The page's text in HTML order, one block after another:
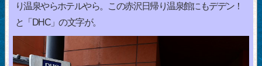
り温泉やらホテルやら。この赤沢日帰り温泉館にもデデン！
と「DHC」の文字が。